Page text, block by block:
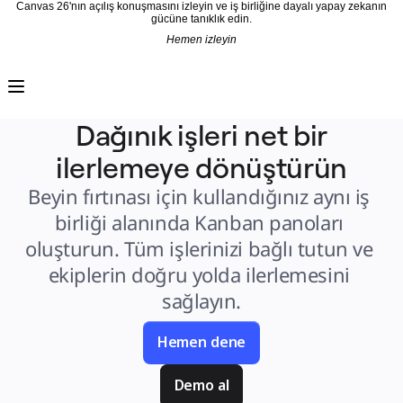
Canvas 26'nın açılış konuşmasını izleyin ve iş birliğine dayalı yapay zekanın
gücüne tanıklık edin.
Hemen izleyin
Engage
Platform
AI Workflows
Bağlayıcılar
MCP Sunucusu
Yapay Zeka Rehberlerini keşfedin
MCP Sunucusu
Blueprints
Entegrasyonlar
Güvenlik
Enterprise Guard
Geliştirici Platformu
Uygulamaları İndir
Beyaz Tahta
Timelines
Dağınık işleri net bir
ilerlemeye dönüştürün
Beyin fırtınası için kullandığınız aynı iş
birliği alanında Kanban panoları
oluşturun. Tüm işlerinizi bağlı tutun ve
ekiplerin doğru yolda ilerlemesini
sağlayın.
Hemen dene
Demo al